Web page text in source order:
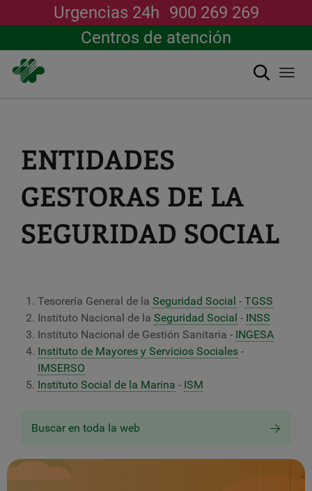
Urgencias 24h 900 269 269
Centros de atención
Buscar
ENTIDADES
GESTORAS DE LA
SEGURIDAD SOCIAL
Tesorería General de la Seguridad Social - TGSS
Instituto Nacional de la Seguridad Social - INSS
Instituto Nacional de Gestión Sanitaria - INGESA
Instituto de Mayores y Servicios Sociales -
IMSERSO
Instituto Social de la Marina - ISM
Buscar en toda la web